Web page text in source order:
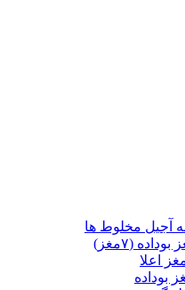
آجیل مخلوط ها
(۷مغز)
اعلا
بوداده